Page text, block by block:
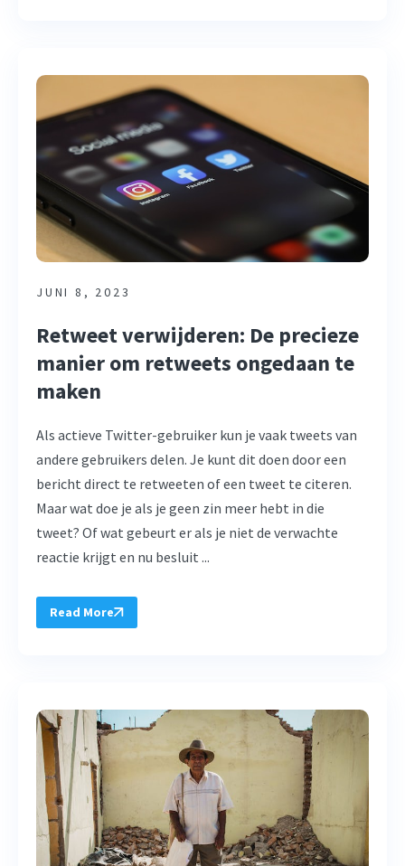
JUNI 8, 2023
Retweet verwijderen: De precieze
manier om retweets ongedaan te
maken
Als actieve Twitter-gebruiker kun je vaak tweets van
andere gebruikers delen. Je kunt dit doen door een
bericht direct te retweeten of een tweet te citeren.
Maar wat doe je als je geen zin meer hebt in die
tweet? Of wat gebeurt er als je niet de verwachte
reactie krijgt en nu besluit ...
Read More